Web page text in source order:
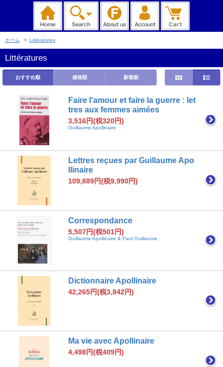
ホーム > Littératures
Littératures
おすすめ順 価格順 新着順
Faire l'amour et faire la guerre : let
tres aux femmes aimées
3,516円(税320円)
Guillaume Apollinaire
Lettres reçues par Guillaume Apo
llinaire
109,889円(税9,990円)
Correspondance
5,507円(税501円)
Guillaume Apollinaire & Paul Guillaume
Dictionnaire Apollinaire
42,265円(税3,842円)
Ma vie avec Apollinaire
4,498円(税409円)